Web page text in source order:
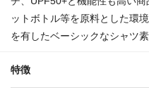
ットボトル等を原料とした環
を有したベーシックなシャ
特徴